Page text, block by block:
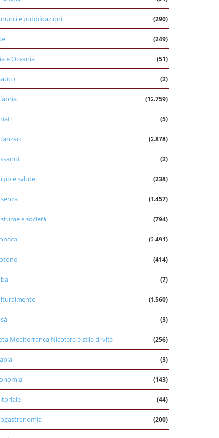
e pubblicazioni (290)
(249)
e Oceania (51)
(2)
(12.759)
(5)
(2.878)
(2)
e salute (238)
(1.457)
e società (794)
(2.491)
(414)
(7)
(1.560)
(3)
Mediterranea Nicotera è stile di vita (256)
(3)
(143)
(44)
(200)